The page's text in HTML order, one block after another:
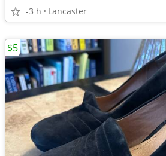
-3 h Lancaster
$5